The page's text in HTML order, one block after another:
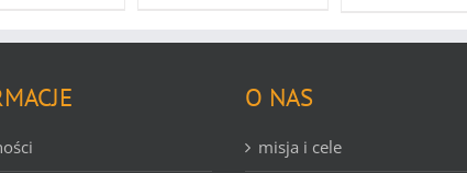
O NAS
misja i cele